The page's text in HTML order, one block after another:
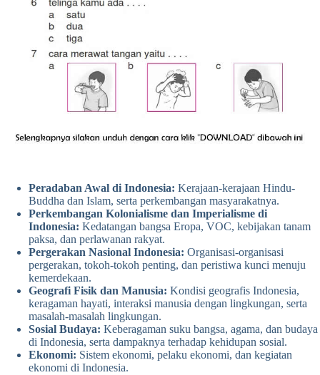
Peradaban Awal di Indonesia: Kerajaan-kerajaan Hindu-
Buddha dan Islam, serta perkembangan masyarakatnya.
Perkembangan Kolonialisme dan Imperialisme di
Indonesia: Kedatangan bangsa Eropa, VOC, kebijakan tanam
paksa, dan perlawanan rakyat.
Pergerakan Nasional Indonesia: Organisasi-organisasi
pergerakan, tokoh-tokoh penting, dan peristiwa kunci menuju
kemerdekaan.
Geografi Fisik dan Manusia: Kondisi geografis Indonesia,
keragaman hayati, interaksi manusia dengan lingkungan, serta
masalah-masalah lingkungan.
Sosial Budaya: Keberagaman suku bangsa, agama, dan budaya
di Indonesia, serta dampaknya terhadap kehidupan sosial.
Ekonomi: Sistem ekonomi, pelaku ekonomi, dan kegiatan
ekonomi di Indonesia.